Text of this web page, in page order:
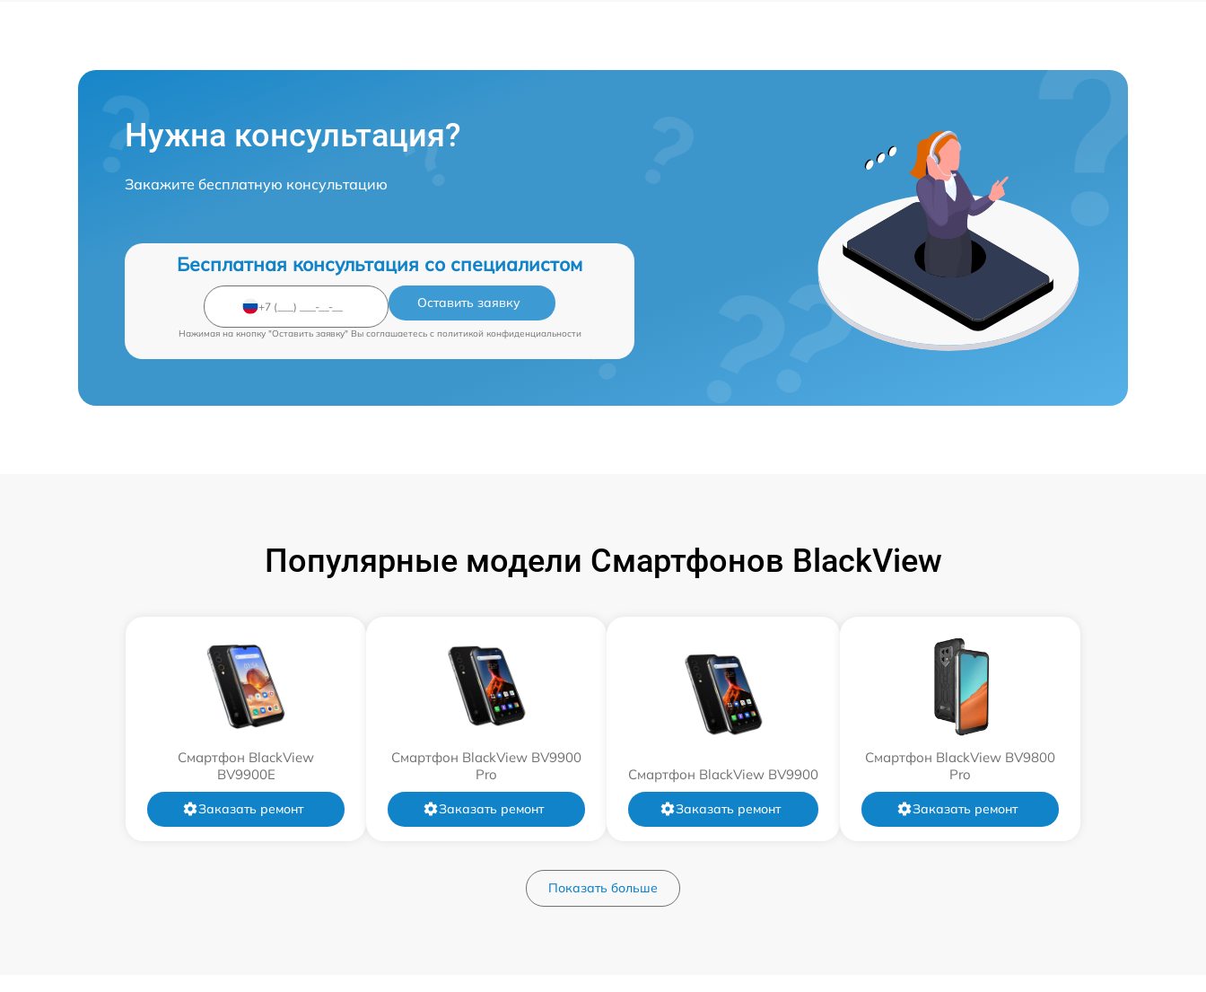
Нужна консультация?
Закажите бесплатную консультацию
Бесплатная консультация со специалистом
Оставить заявку
Нажимая на кнопку "Оставить заявку" Вы соглашаетесь c политикой конфиденциальности
Популярные модели Смартфонов BlackView
Смартфон BlackView
BV9900E
Заказать ремонт
Смартфон BlackView BV9900
Pro
Заказать ремонт
Смартфон BlackView BV9900
Заказать ремонт
Смартфон BlackView BV9800
Pro
Заказать ремонт
Показать больше